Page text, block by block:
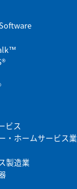
ビス
・ホームサービス業
製造業